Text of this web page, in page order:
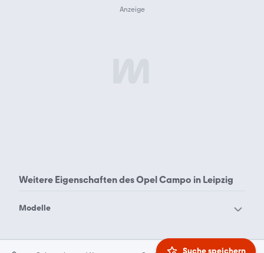
Suche speichern
Weitere Eigenschaften desOpel Campo in Leipzig
Modelle
Opel Ampera